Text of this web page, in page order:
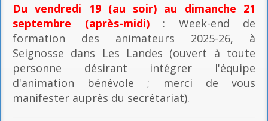
Du vendredi 19 (au soir) au dimanche 21
septembre (après-midi): Week-end de
formation des animateurs 2025-26, à
Seignosse dans Les Landes (ouvert à toute
personne désirant intégrer l'équipe
d'animation bénévole ; merci de vous
manifester auprès du secrétariat).